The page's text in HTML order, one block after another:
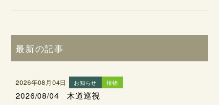
最新の記事
2026年08月04日 お知らせ 植物
2026/08/04 木道巡視